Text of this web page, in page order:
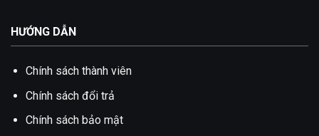
HƯỚNG DẪN
Chính sách thành viên
Chính sách đổi trả
Chính sách bảo mật